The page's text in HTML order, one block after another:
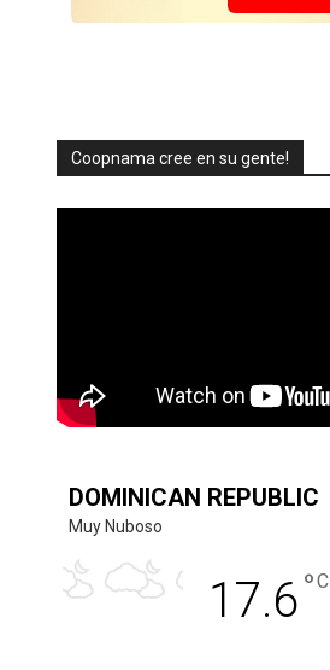
Coopnama cree en su gente!
DOMINICAN REPUBLIC
Muy Nuboso
17.6°C